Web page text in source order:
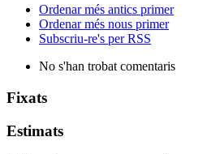
Ordenar més antics primer
Ordenar més nous primer
Subscriu-re's per RSS
No s'han trobat comentaris
Fixats
Estimats